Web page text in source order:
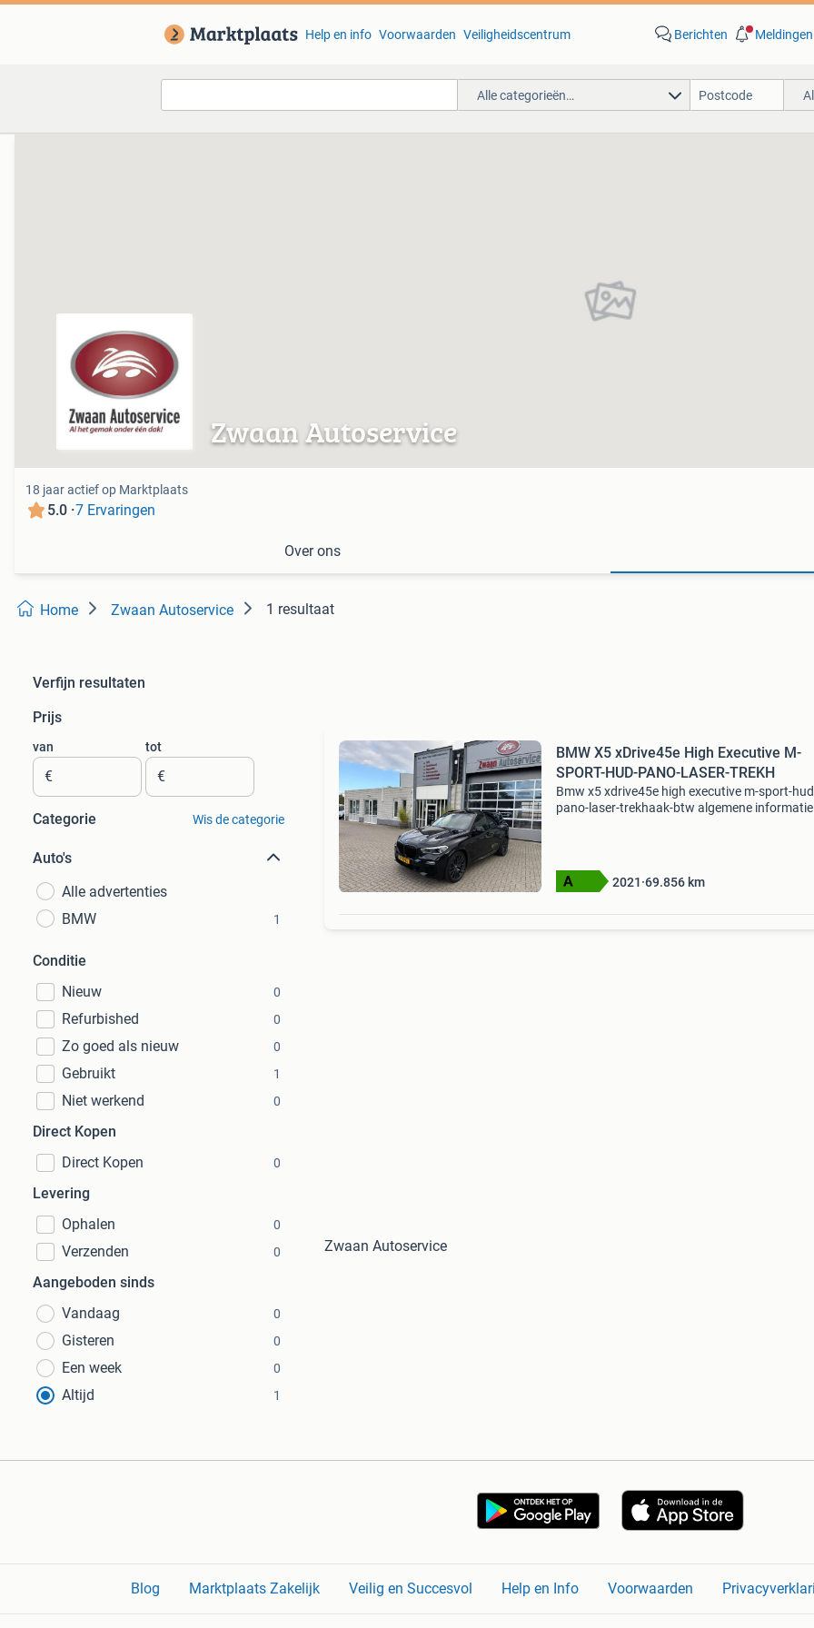
Help en info Voorwaarden Veiligheidscentrum Berichten Meldingen
Alle categorieën…
Van deze adverteerder
Zwaan Autoservice
18 jaar actief op Marktplaats
5.0 ·7 Ervaringen
Over ons
Home Zwaan Autoservice 1 resultaat
Verfijn resultaten
Prijs
van
€
tot
€
Categorie Wis de categorie
Auto's
Alle advertenties
BMW
1
Conditie
Nieuw
0
Refurbished 0
Zo goed als nieuw 0
Gebruikt 1
Niet werkend 0
Direct Kopen
Direct Kopen
0
Levering
Ophalen
0
Verzenden 0
Aangeboden sinds
Vandaag
0
Gisteren 0
Een week 0
Altijd 1
BMW X5 xDrive45e High Executive M-
SPORT-HUD-PANO-LASER-TREKH
Bmw x5 xdrive45e high executive m-sport-
pano-laser-trekhaak-btw algemene informatie
2021 69.856 km
Zwaan Autoservice
Blog Marktplaats Zakelijk Veilig en Succesvol Help en Info Voorwaarden